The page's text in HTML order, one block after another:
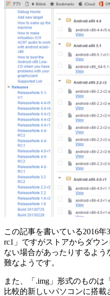
この記事を書いている2016
rc1」ですがストアからダウ
ない場合があったりするよう
難なようです。
また、「.img」形式のものは
比較的新しいパソコンに搭載